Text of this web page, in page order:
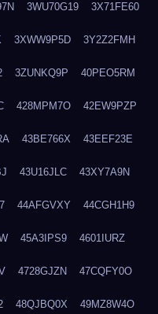
3WU70G19 3X71FE60
3XWW9P5D 3Y2Z2FMH
3ZUNKQ9P 40PEO5RM
428MPM7O 42EW9PZP
43BE766X 43EEF23E
43U16JLC 43XY7A9N
44AFGVXY 44CGH1H9
45A3IPS9 4601IURZ
4728GJZN 47CQFY0O
48QJBQ0X 49MZ8W4O